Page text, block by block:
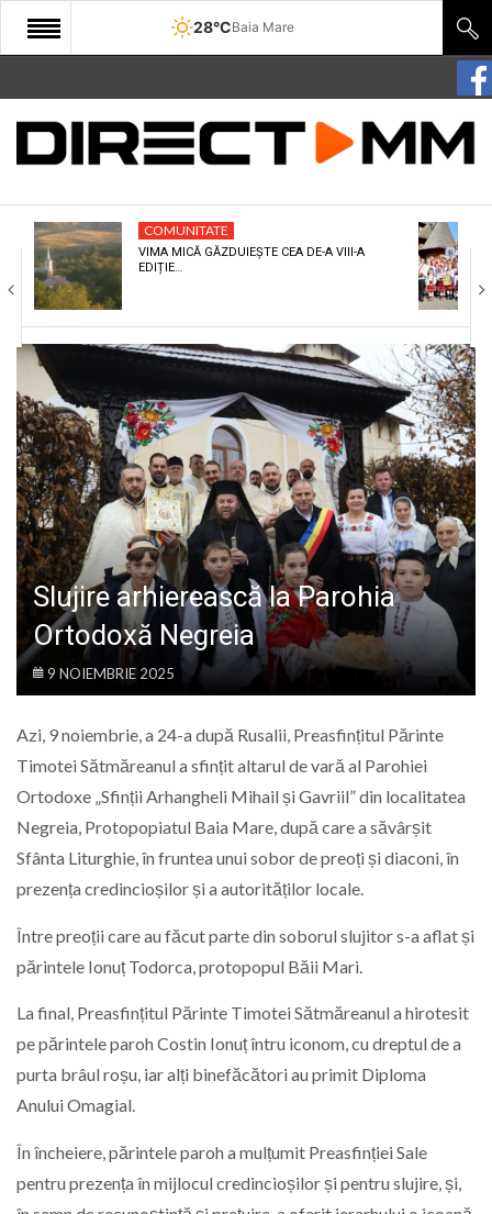
28°CBaia Mare
START
COMUNITATE
CULTURA
ECONOMIE
SANATATE
SPORT
SPECIAL
POLITIC
LIFE
COMUNITATE
VIMA MICĂ GĂZDUIEȘTE CEA DE-A VIII-A
EDIȚIE…
Slujire arhierească la Parohia
Ortodoxă Negreia
9 NOIEMBRIE 2025
Azi, 9 noiembrie, a 24-a după Rusalii, Preasfințitul Părinte
Timotei Sătmăreanul a sfințit altarul de vară al Parohiei
Ortodoxe „Sfinții Arhangheli Mihail și Gavriil” din localitatea
Negreia, Protopopiatul Baia Mare, după care a săvârșit
Sfânta Liturghie, în fruntea unui sobor de preoți și diaconi, în
prezența credincioșilor și a autorităților locale.
Între preoții care au făcut parte din soborul slujitor s-a aflat și
părintele Ionuț Todorca, protopopul Băii Mari.
La final, Preasfințitul Părinte Timotei Sătmăreanul a hirotesit
pe părintele paroh Costin Ionuț întru iconom, cu dreptul de a
purta brâul roșu, iar alți binefăcători au primit Diploma
Anului Omagial.
În încheiere, părintele paroh a mulțumit Preasfinției Sale
pentru prezența în mijlocul credincioșilor și pentru slujire, și,